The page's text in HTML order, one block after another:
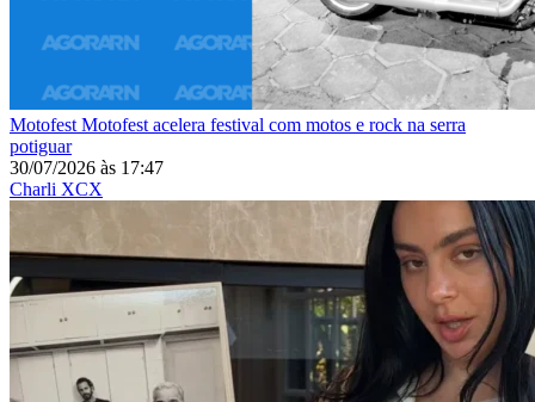
Motofest Motofest acelera festival com motos e rock na serra
potiguar
30/07/2026 às 17:47
Charli XCX